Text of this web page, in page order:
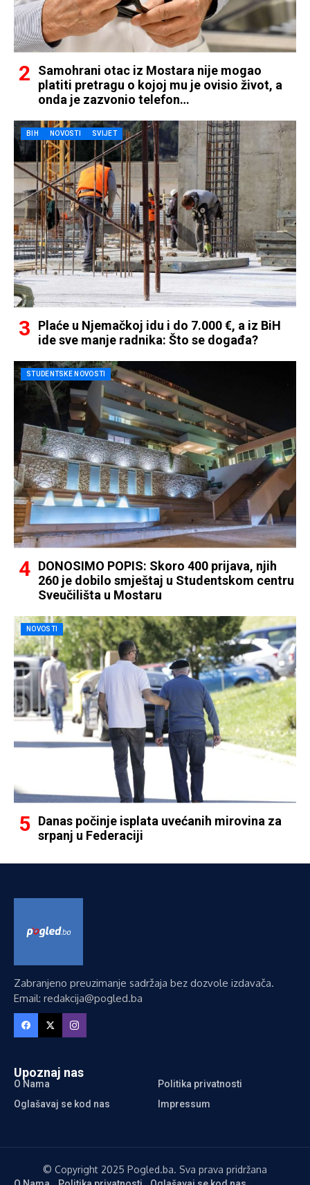
Samohrani otac iz Mostara nije mogao
platiti pretragu o kojoj mu je ovisio život, a
onda je zazvonio telefon…
BIH NOVOSTI SVIJET
Plaće u Njemačkoj idu i do 7.000 €, a iz BiH
ide sve manje radnika: Što se događa?
STUDENTSKE NOVOSTI
DONOSIMO POPIS: Skoro 400 prijava, njih
260 je dobilo smještaj u Studentskom centru
Sveučilišta u Mostaru
NOVOSTI
Danas počinje isplata uvećanih mirovina za
srpanj u Federaciji
Zabranjeno preuzimanje sadržaja bez dozvole izdavača.
Email: redakcija@pogled.ba
Upoznaj nas
O Nama
Politika privatnosti
Oglašavaj se kod nas
Impressum
© Copyright 2025 Pogled.ba. Sva prava pridržana